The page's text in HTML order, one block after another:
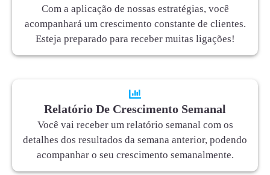
Com a aplicação de nossas estratégias, você
acompanhará um crescimento constante de clientes.
Esteja preparado para receber muitas ligações!
Relatório De Crescimento Semanal
Você vai receber um relatório semanal com os
detalhes dos resultados da semana anterior, podendo
acompanhar o seu crescimento semanalmente.